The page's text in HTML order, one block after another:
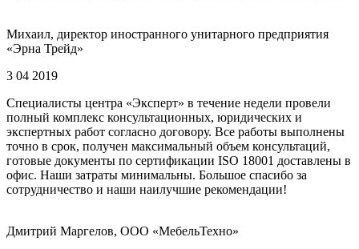
Михаил, директор иностранного унитарного предприятия
«Эрна Трейд»
3 04 2019
Специалисты центра «Эксперт» в течение недели провели
полный комплекс консультационных, юридических и
экспертных работ согласно договору. Все работы выполнены
точно в срок, получен максимальный объем консультаций,
готовые документы по сертификации ISO 18001 доставлены в
офис. Наши затраты минимальны. Большое спасибо за
сотрудничество и наши наилучшие рекомендации!
Дмитрий Маргелов, ООО «МебельТехно»